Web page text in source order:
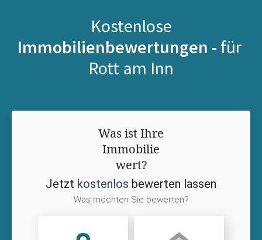
Kostenlose
Immobilienbewertungen - für
Rott am Inn
Was ist Ihre
Immobilie
wert?
Jetzt kostenlos bewerten lassen
Was möchten Sie bewerten?